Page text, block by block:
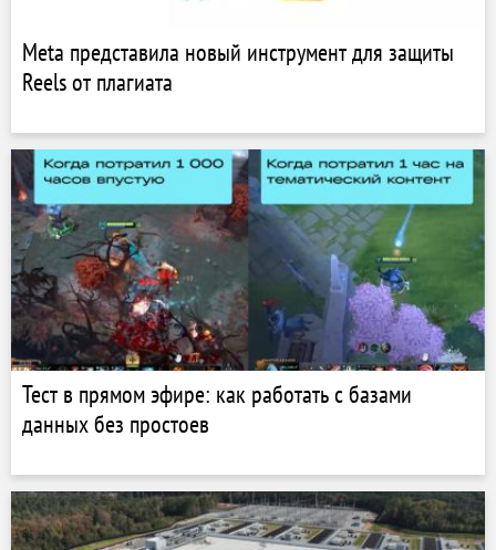
Meta представила новый инструмент для защиты
Reels от плагиата
Тест в прямом эфире: как работать с базами
данных без простоев